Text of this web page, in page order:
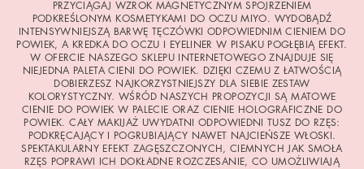
PRZYCIĄGAJ WZROK MAGNETYCZNYM SPOJRZENIEM
PODKREŚLONYM KOSMETYKAMI DO OCZU MIYO. WYDOBĄDŹ
INTENSYWNIEJSZĄ BARWĘ TĘCZÓWKI ODPOWIEDNIM CIENIEM DO
POWIEK, A KREDKA DO OCZU I EYELINER W PISAKU POGŁĘBIĄ EFEKT.
W OFERCIE NASZEGO SKLEPU INTERNETOWEGO ZNAJDUJE SIĘ
NIEJEDNA PALETA CIENI DO POWIEK. DZIĘKI CZEMU Z ŁATWOŚCIĄ
DOBIERZESZ NAJKORZYSTNIEJSZY DLA SIEBIE ZESTAW
KOLORYSTYCZNY. WŚRÓD NASZYCH PROPOZYCJI SĄ MATOWE
CIENIE DO POWIEK W PALECIE ORAZ CIENIE HOLOGRAFICZNE DO
POWIEK. CAŁY MAKIJAŻ UWYDATNI ODPOWIEDNI TUSZ DO RZĘS:
PODKRĘCAJĄCY I POGRUBIAJĄCY NAWET NAJCIEŃSZE WŁOSKI.
SPEKTAKULARNY EFEKT ZAGĘSZCZONYCH, CIEMNYCH JAK SMOŁA
RZĘS POPRAWI ICH DOKŁADNE ROZCZESANIE, CO UMOŻLIWIAJĄ